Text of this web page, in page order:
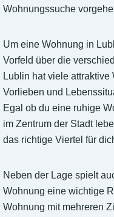
Wohnungssuche
Um eine Wohnung in
Vorfeld über die
Lublin hat viele
Vorlieben und
Egal ob du eine ruhige
im Zentrum der Stadt
das richtige Viertel für
Neben der Lage spielt
Wohnung eine wichtige
Wohnung mit mehreren